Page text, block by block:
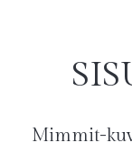
Mimmit-